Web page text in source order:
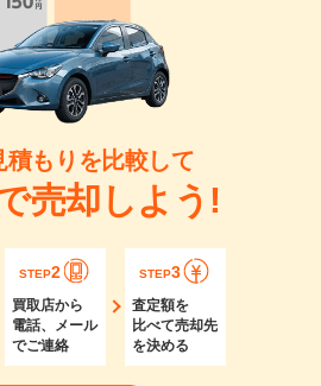
積もりを比較して
売却しよう!
STEP2
買取店から
電話、メール
でご連絡
STEP3
査定額を
比べて売却先
を決める